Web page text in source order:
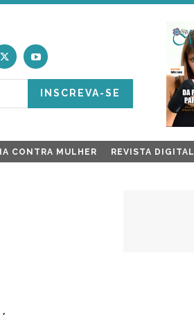
INSCREVA-SE
CONTRA MULHER REVISTA DIGITAL